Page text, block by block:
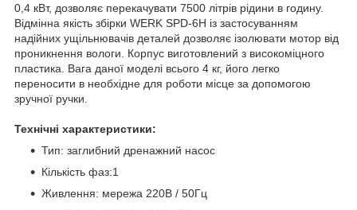
0,4 кВт, дозволяє перекачувати 7500 літрів рідини в годину.
Відмінна якість збірки WERK SPD-6H із застосуванням
надійних ущільнювачів деталей дозволяє ізолювати мотор від
проникнення вологи. Корпус виготовлений з високоміцного
пластика. Вага даної моделі всього 4 кг, його легко
переносити в необхідне для роботи місце за допомогою
зручної ручки.
Технічні характеристики:
Тип: заглибний дренажний насос
Кількість фаз:1
Живлення: мережа 220В / 50Гц